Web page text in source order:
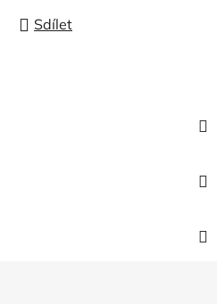
Sdílet